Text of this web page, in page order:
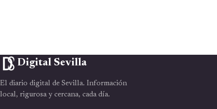
Digital Sevilla
El diario digital de Sevilla. Información
local, rigurosa y cercana, cada día.